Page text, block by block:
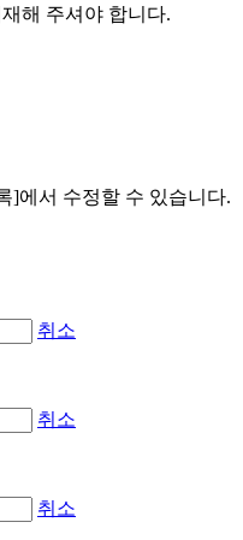
해 주셔야 합니다.
]에서 수정할 수 있습니다.
취소
취소
취소